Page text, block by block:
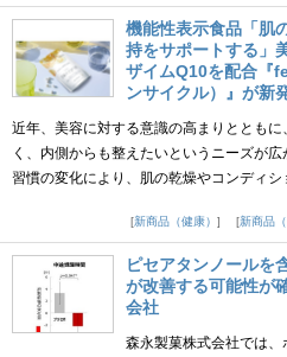
機能性表示食品「肌
持をサポートする」
ザイムQ10を配合『
ンサイクル）』が新
近年、美容に対する意識の高まりととも
く、内側からも整えたいというニーズが
習慣の変化により、肌の乾燥やコンディ
新商品（健康）
新商品（
ピセアタンノールを
が改善する可能性が
会社
森永製菓株式会社では